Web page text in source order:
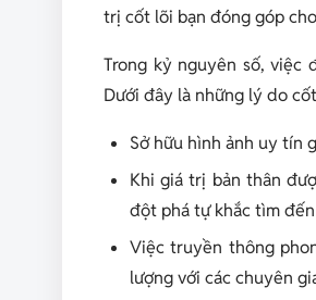
trị cốt lõi bạn đóng góp
Trong kỷ nguyên số, việc
Dưới đây là những lý do
Sở hữu hình ảnh uy tín
Khi giá trị bản thân
đột phá tự khắc tìm
Việc truyền thông
lượng với các chuyên